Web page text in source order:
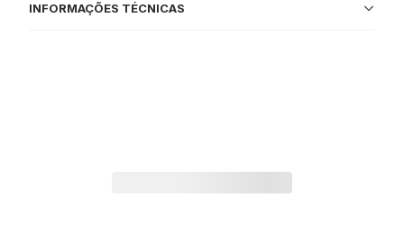
INFORMAÇÕES TÉCNICAS